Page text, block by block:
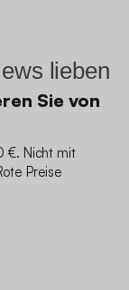
lieben
Sie von
€. Nicht mit
Preise